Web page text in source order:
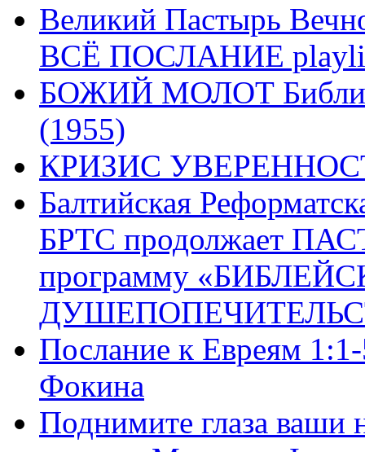
Великий Пастырь
ВСЁ ПОСЛАНИЕ
БОЖИЙ МОЛОТ Библия
(1955)
КРИЗИС
Балтийская
БРТС продолжает
программу
Послание к Евреям
Фокина
Поднимите глаза ваши